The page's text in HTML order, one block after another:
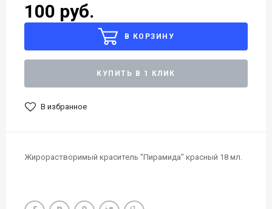
100 руб.
В КОРЗИНУ
КУПИТЬ В 1 КЛИК
В избранное
Жирорастворимый краситель "Пирамида" красный 18 мл.